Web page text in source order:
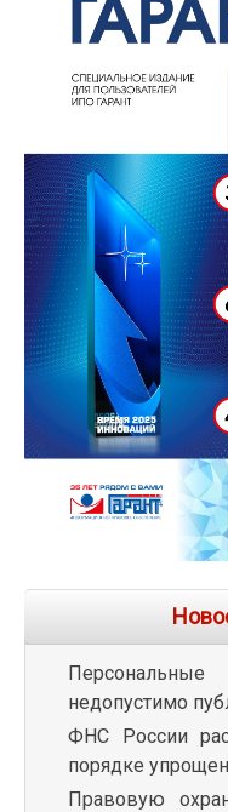
недопустимо
ФНС России
порядке
Правовую